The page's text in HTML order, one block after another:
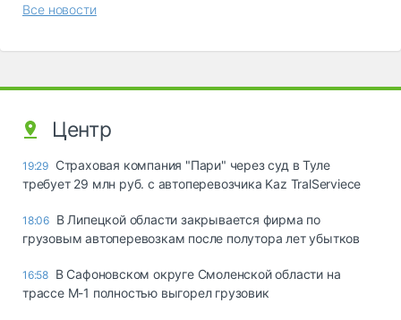
Все новости
Центр
19:29 Страховая компания "Пари" через суд в Туле
требует 29 млн руб. с автоперевозчика Kaz TralServiece
18:06 В Липецкой области закрывается фирма по
грузовым автоперевозкам после полутора лет убытков
16:58 В Сафоновском округе Смоленской области на
трассе М-1 полностью выгорел грузовик